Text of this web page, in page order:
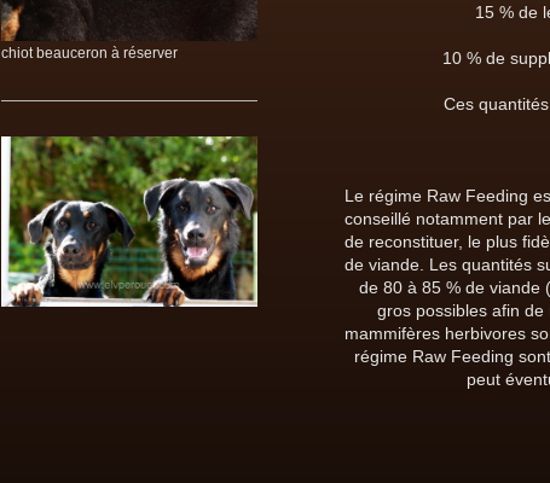
15 % de
10 % de
Ces
Le régime Raw Feeding
conseillé notamment par
de reconstituer, le plus
de viande. Les quantités
de 80 à 85 % de viande
gros possibles afin
mammifères herbivores
régime Raw Feeding
peut
chiot beauceron à réserver